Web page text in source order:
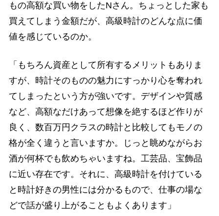
もの高額な買い物をしたNさん。ちょっとした家も
買えてしまう金額だが、高級時計のどんな点に価
値を感じているのか。
「もちろん資産として所有するメリットもありま
すが、時計そのものの魅力にすっかり心を奪われ
てしまったという方が強いです。デザインや質感
など、高額なだけあって想像を絶するほど作りが
良く、数百万円クラスの時計と比較してもモノの
格が全く違うと言いますか。じっと眺めながらお
酒が何杯でも飲めちゃいますね。工芸品、宝飾品
に近い存在です。それに、高級時計を付けている
と時計好きの男性には分かるもので、仕事の場な
どで話が盛り上がることもよくあります」